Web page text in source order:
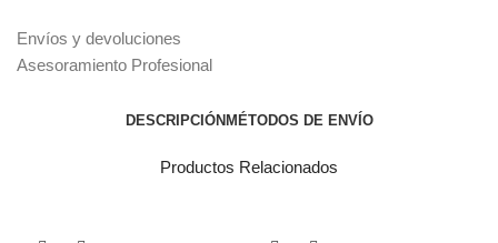
Envíos y devoluciones
Asesoramiento Profesional
DESCRIPCIÓN MÉTODOS DE ENVÍO
Productos Relacionados